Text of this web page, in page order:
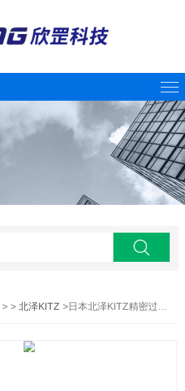
> >北泽KITZ >日本北泽KITZ精密过滤器 P70EST01F-8